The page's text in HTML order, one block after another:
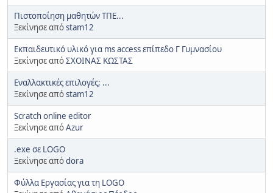
Πιστοποίηση μαθητών ΤΠΕ...
Ξεκίνησε απόstam12
Εκπαιδευτικό υλικό για ms access επίπεδο Γ Γυμνασίου
Ξεκίνησε απόΣΧΟΙΝΑΣ ΚΩΣΤΑΣ
Εναλλακτικές επιλογές; ...
Ξεκίνησε απόstam12
Scratch online editor
Ξεκίνησε απόAzur
.exe σε LOGO
Ξεκίνησε απόdora
Φύλλα Εργασίας για τη LOGO